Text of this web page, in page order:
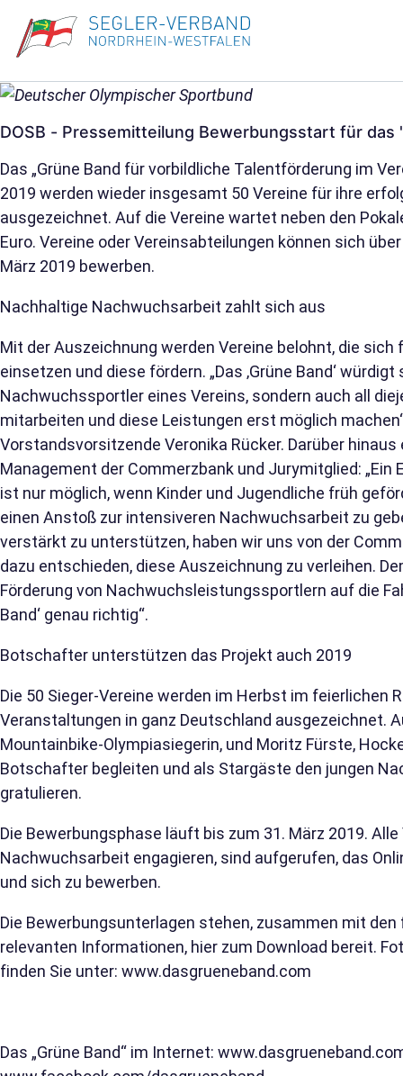
DOSB - Pressemitteilung Bewerbungsstart für das
Das „Grüne Band für vorbildliche Talentförderung im
2019 werden wieder insgesamt 50 Vereine für ihre
ausgezeichnet. Auf die Vereine wartet neben den
Euro. Vereine oder Vereinsabteilungen können sich
März 2019 bewerben.
Nachhaltige Nachwuchsarbeit zahlt sich aus
Mit der Auszeichnung werden Vereine belohnt, die
einsetzen und diese fördern. „Das ‚Grüne Band‘
Nachwuchssportler eines Vereins, sondern auch all
mitarbeiten und diese Leistungen erst möglich
Vorstandsvorsitzende Veronika Rücker. Darüber
Management der Commerzbank und Jurymitglied:
ist nur möglich, wenn Kinder und Jugendliche früh
einen Anstoß zur intensiveren Nachwuchsarbeit zu
verstärkt zu unterstützen, haben wir uns von der
dazu entschieden, diese Auszeichnung zu verleihen.
Förderung von Nachwuchsleistungssportlern auf die
Band‘ genau richtig“.
Botschafter unterstützen das Projekt auch 2019
Die 50 Sieger-Vereine werden im Herbst im feierlichen
Veranstaltungen in ganz Deutschland ausgezeichnet.
Mountainbike-Olympiasiegerin, und Moritz Fürste,
Botschafter begleiten und als Stargäste den jungen
gratulieren.
Die Bewerbungsphase läuft bis zum 31. März 2019.
Nachwuchsarbeit engagieren, sind aufgerufen, das
und sich zu bewerben.
Die Bewerbungsunterlagen stehen, zusammen mit
relevanten Informationen, hier zum Download bereit.
finden Sie unter: www.dasgrueneband.com
Das „Grüne Band“ im Internet: